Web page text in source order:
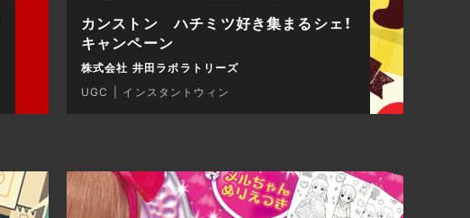
カンストン ハチミツ好き集まるシェ！
キャンペーン
株式会社 井田ラボラトリーズ
UGC
インスタントウィン